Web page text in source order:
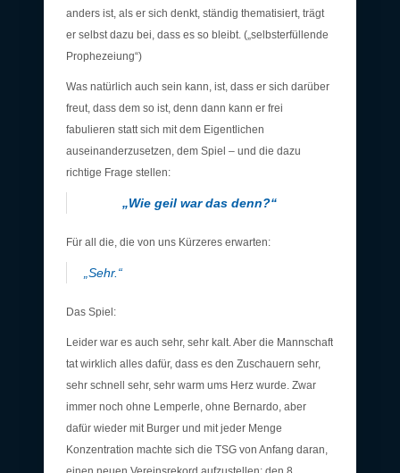
anders ist, als er sich denkt, ständig thematisiert, trägt
er selbst dazu bei, dass es so bleibt. („selbsterfüllende
Prophezeiung“)
Was natürlich auch sein kann, ist, dass er sich darüber
freut, dass dem so ist, denn dann kann er frei
fabulieren statt sich mit dem Eigentlichen
auseinanderzusetzen, dem Spiel – und die dazu
richtige Frage stellen:
„Wie geil war das denn?“
Für all die, die von uns Kürzeres erwarten:
„Sehr.“
Das Spiel:
Leider war es auch sehr, sehr kalt. Aber die Mannschaft
tat wirklich alles dafür, dass es den Zuschauern sehr,
sehr schnell sehr, sehr warm ums Herz wurde. Zwar
immer noch ohne Lemperle, ohne Bernardo, aber
dafür wieder mit Burger und mit jeder Menge
Konzentration machte sich die TSG von Anfang daran,